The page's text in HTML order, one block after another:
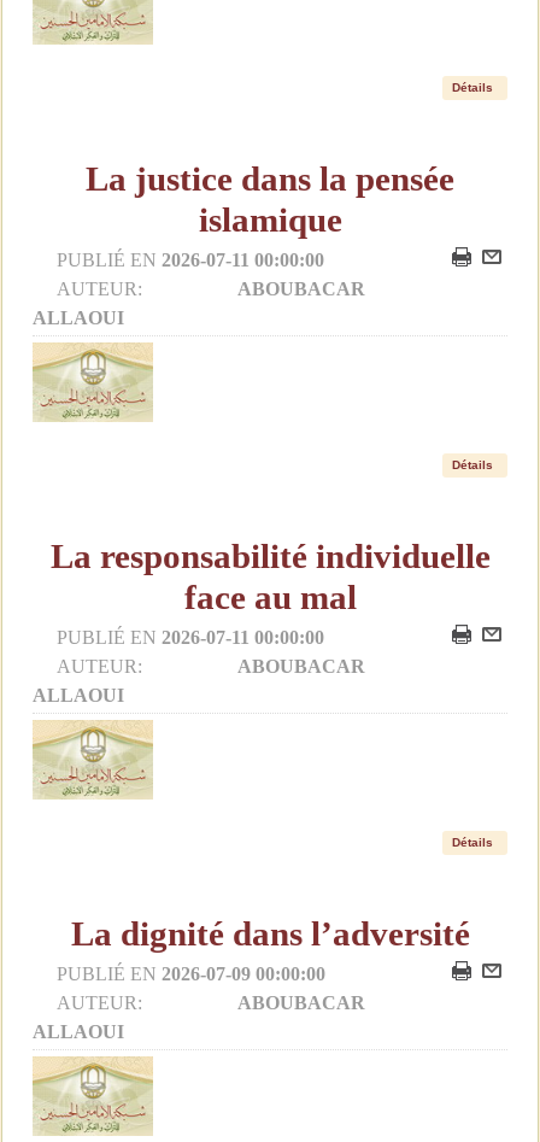
Détails
La justice dans la pensée
islamique
PUBLIÉ EN 2026-07-11 00:00:00
AUTEUR:
ABOUBACAR
ALLAOUI
Détails
La responsabilité individuelle
face au mal
PUBLIÉ EN 2026-07-11 00:00:00
AUTEUR:
ABOUBACAR
ALLAOUI
Détails
La dignité dans l’adversité
PUBLIÉ EN 2026-07-09 00:00:00
AUTEUR:
ABOUBACAR
ALLAOUI